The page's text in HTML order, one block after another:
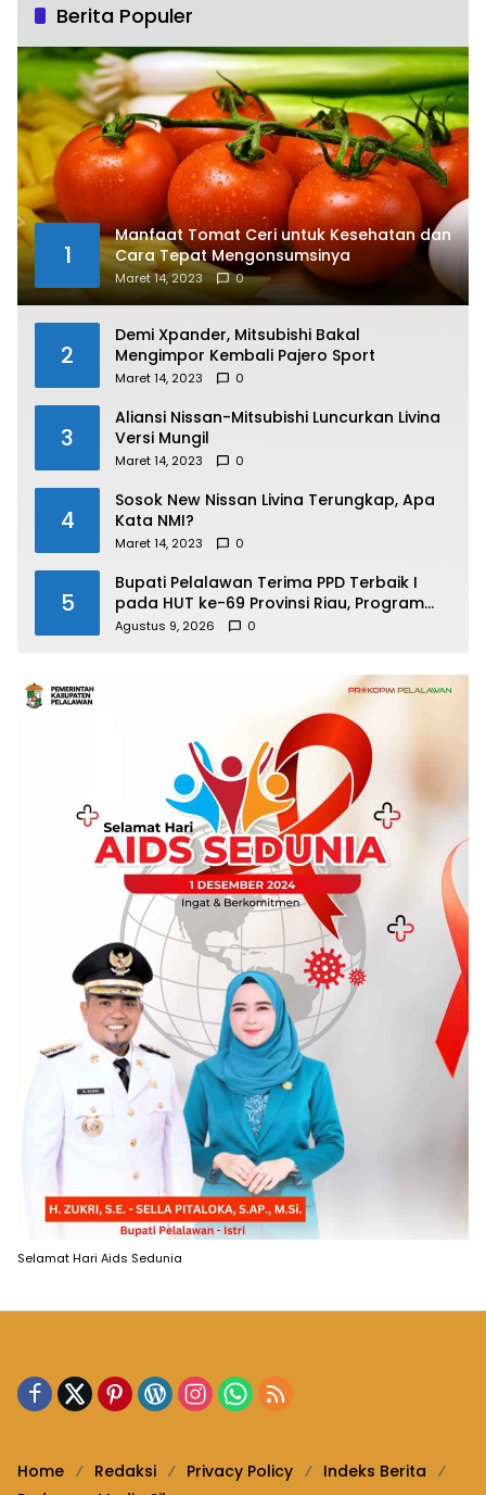
Berita Populer
1
Manfaat Tomat Ceri untuk Kesehatan dan
Cara Tepat Mengonsumsinya
Maret 14, 2023 0
2
Demi Xpander, Mitsubishi Bakal
Mengimpor Kembali Pajero Sport
Maret 14, 2023 0
3
Aliansi Nissan-Mitsubishi Luncurkan Livina
Versi Mungil
Maret 14, 2023 0
4
Sosok New Nissan Livina Terungkap, Apa
Kata NMI?
Maret 14, 2023 0
5
Bupati Pelalawan Terima PPD Terbaik I
pada HUT ke-69 Provinsi Riau, Program
Santunan Anak Yatim Jadi Sorotan
Agustus 9, 2026 0
Selamat Hari Aids Sedunia
Home Redaksi Privacy Policy
Indeks Berita